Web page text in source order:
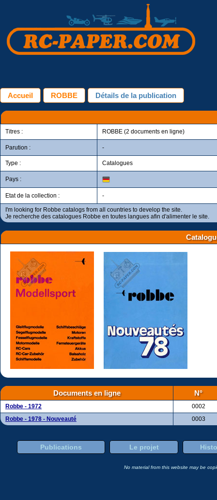
Accueil ROBBE Détails de la publication
Titres : ROBBE (2 documents en ligne)
Parution : -
Type : Catalogues
Pays :
Etat de la collection : -
I'm looking for Robbe catalogs from all countries to develop the site.
Je recherche des catalogues Robbe en toutes langues afin d'alimenter le site.
Documents en ligne N°
Robbe - 1972
0002
Robbe - 1978 - Nouveauté
0003
Publications Le projet
No material from this website may be